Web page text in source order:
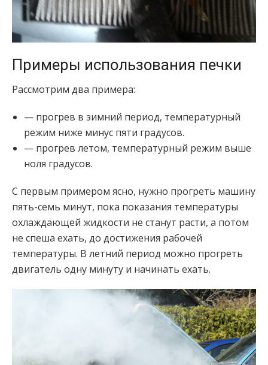
Примеры использования печки
Рассмотрим два примера:
— прогрев в зимний период, температурный
режим ниже минус пяти градусов.
— прогрев летом, температурный режим выше
ноля градусов.
С первым примером ясно, нужно прогреть машину
пять-семь минут, пока показания температуры
охлаждающей жидкости не станут расти, а потом
не спеша ехать, до достижения рабочей
температуры. В летний период можно прогреть
двигатель одну минуту и начинать ехать.